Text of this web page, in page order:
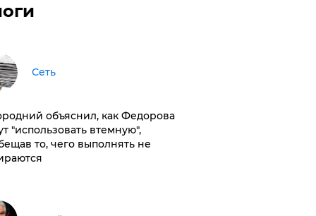
Сеть
объяснил, как Федорова
"использовать втемную",
то, чего выполнять не